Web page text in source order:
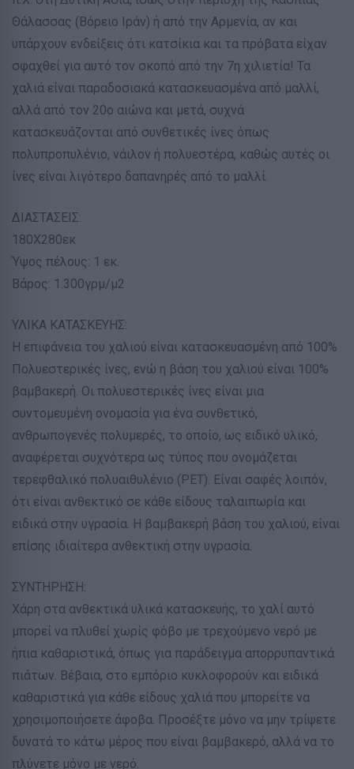
Θάλασσας (Βόρειο Ιράν) ή από την Αρμενία, αν και
υπάρχουν ενδείξεις ότι κατσίκια και τα πρόβατα είχαν
σφαχθεί για αυτό τον σκοπό από την 7η χιλιετία! Τα
χαλιά είναι παραδοσιακά κατασκευασμένα από μαλλί,
αλλά από τον 20ο αιώνα και μετά, συχνά
κατασκευάζονται από συνθετικές ίνες όπως
πολυπροπυλένιο, νάιλον ή πολυεστέρα, καθώς αυτές οι
ίνες είναι λιγότερο δαπανηρές από το μαλλί.
ΔΙΑΣΤΑΣΕΙΣ:
180Χ280εκ
Ύψος πέλους: 1 εκ.
Βάρος: 1.300γρμ/μ2
ΥΛΙΚΑ ΚΑΤΑΣΚΕΥΗΣ:
Η επιφάνεια του χαλιού είναι κατασκευασμένη από 100%
Πολυεστερικές ίνες, ενώ η βάση του χαλιού είναι 100%
βαμβακερή. Οι πολυεστερικές ίνες είναι μια
συντομευμένη ονομασία για ένα συνθετικό,
ανθρωπογενές πολυμερές, το οποίο, ως ειδικό υλικό,
αναφέρεται συχνότερα ως τύπος που ονομάζεται
τερεφθαλικό πολυαιθυλένιο (PET). Είναι σαφές λοιπόν,
ότι είναι ανθεκτικό σε κάθε είδους ταλαιπωρία και
ειδικά στην υγρασία. Η βαμβακερή βάση του χαλιού, είναι
επίσης ιδιαίτερα ανθεκτική στην υγρασία.
ΣΥΝΤΗΡΗΣΗ:
Χάρη στα ανθεκτικά υλικά κατασκευής, το χαλί αυτό
μπορεί να πλυθεί χωρίς φόβο με τρεχούμενο νερό με
ήπια καθαριστικά, όπως για παράδειγμα απορρυπαντικά
πιάτων. Βέβαια, στο εμπόριο κυκλοφορούν και ειδικά
καθαριστικά για κάθε είδους χαλιά που μπορείτε να
χρησιμοποιήσετε άφοβα. Προσέξτε μόνο να μην τρίψετε
δυνατά το κάτω μέρος που είναι βαμβακερό, αλλά να το
πλύνετε μόνο με νερό.